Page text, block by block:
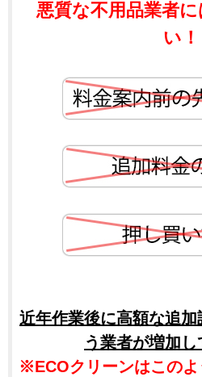
悪質な不用品業者
い！
近年作業後に高額な追
う業者が増加し
※ECOクリーンはこの